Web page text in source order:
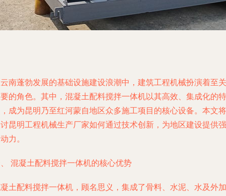
南蓬勃发展的基础设施建设浪潮中，建筑工程机械扮演着至关
的角色。其中，混凝土配料搅拌一体机以其高效、集成化的特
成为昆明乃至红河蒙自地区众多施工项目的核心设备。本文将
昆明工程机械生产厂家如何通过技术创新，为地区建设提供强
力。
混凝土配料搅拌一体机的核心优势
土配料搅拌一体机，顾名思义，集成了骨料、水泥、水及外加